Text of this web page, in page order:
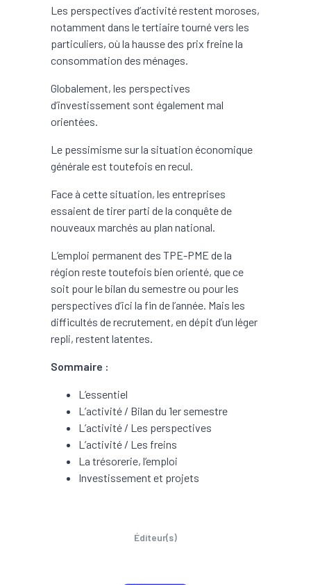
Les perspectives d’activité restent moroses,
notamment dans le tertiaire tourné vers les
particuliers, où la hausse des prix freine la
consommation des ménages.
Globalement, les perspectives
d’investissement sont également mal
orientées.
Le pessimisme sur la situation économique
générale est toutefois en recul.
Face à cette situation, les entreprises
essaient de tirer parti de la conquête de
nouveaux marchés au plan national.
L’emploi permanent des TPE-PME de la
région reste toutefois bien orienté, que ce
soit pour le bilan du semestre ou pour les
perspectives d’ici la fin de l’année. Mais les
difficultés de recrutement, en dépit d’un léger
repli, restent latentes.
Sommaire :
L’essentiel
L’activité / Bilan du 1er semestre
L’activité / Les perspectives
L’activité / Les freins
La trésorerie, l’emploi
Investissement et projets
Éditeur(s)